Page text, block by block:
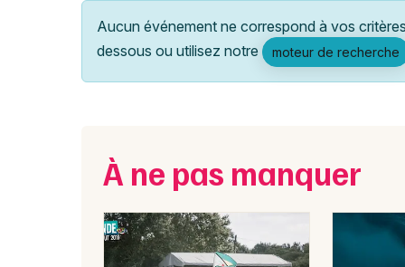
Aucun événement ne correspond à vos
dessous ou utilisez notre
moteur de recherche
À ne pas manquer